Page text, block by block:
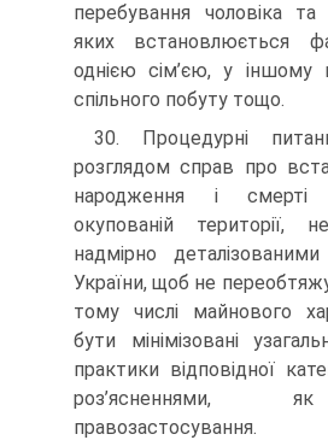
перебування чоловіка
яких встановлюється
однією сім’єю, у іншому
спільного побуту тощо.
30. Процедурні
розглядом справ про
народження і
окупованій території,
надмірно
України, щоб не
тому числі майнового
бути мінімізовані
практики відповідної
роз’ясненнями,
правозастосування.